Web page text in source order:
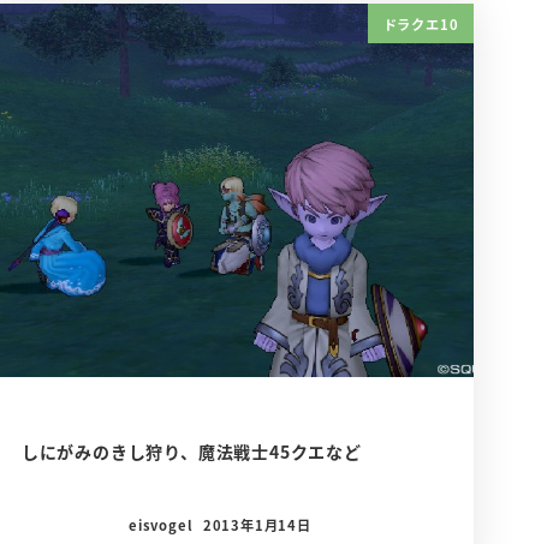
ドラクエ10
しにがみのきし狩り、魔法戦士45クエなど
eisvogel 2013年1月14日